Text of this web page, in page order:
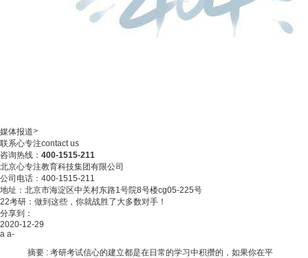
媒体报道>
联系心专注contact us
咨询热线： 400-1515-211
北京心专注教育科技集团有限公司
公司电话：400-1515-211
地址：北京市海淀区中关村东路1号院8号楼cg05-225号
22考研：做到这些，你就战胜了大多数对手！
分享到：
2020-12-29
a a-
摘要 : 考研考试信心的建立都是在日常的学习中积攒的，如果你在平